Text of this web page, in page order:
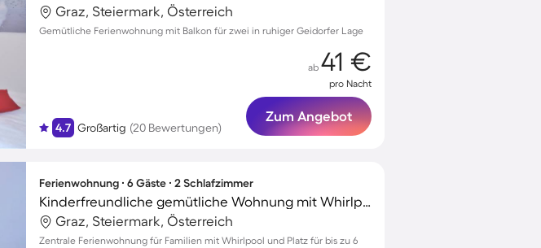
Graz, Steiermark, Österreich
Gemütliche Ferienwohnung mit Balkon für zwei in ruhiger Geidorfer Lage
4.7 Großartig (20 Bewertungen)
ab 41 €
pro Nacht
Zum Angebot
Ferienwohnung ∙ 6 Gäste ∙ 2 Schlafzimmer
Kinderfreundliche gemütliche Wohnung mit Whirlpool | Grazer Murinsel-Nähe | Stadtblick
Graz, Steiermark, Österreich
Zentrale Ferienwohnung für Familien mit Whirlpool und Platz für bis zu 6